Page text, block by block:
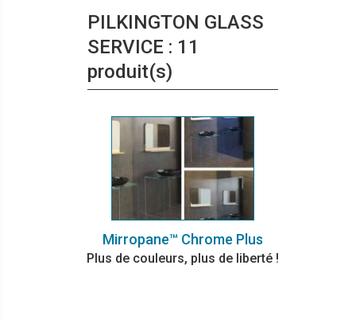
PILKINGTON GLASS
SERVICE : 11
produit(s)
Mirropane™ Chrome Plus
Plus de couleurs, plus de liberté !